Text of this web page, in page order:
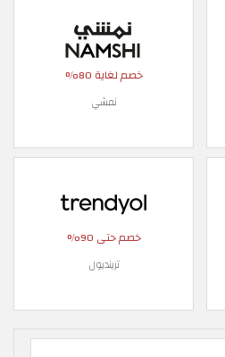
خصم لغاية 80%
نمشي
خصم حتى 90%
ترينديول